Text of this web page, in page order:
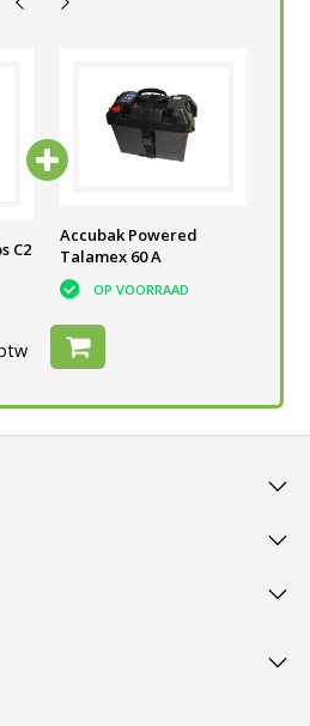
C2
Accubak Powered
Talamex 60 A
OP VOORRAAD